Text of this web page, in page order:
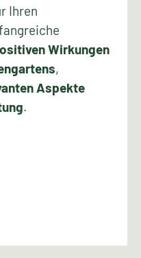
Ihren
Wirkungen
,
Aspekte
.